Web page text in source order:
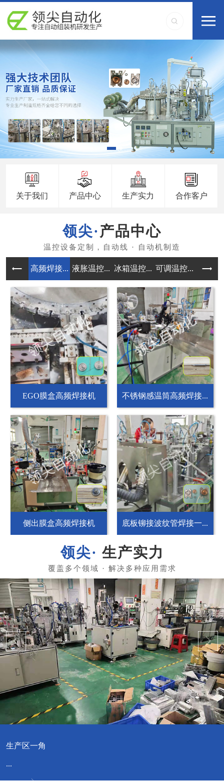
关于我们 产品中心 生产实力 合作客户
产品中心
高频焊接... 液胀温控... 冰箱温控... 可调温控... 自动
EGO膜盒高频焊接机 不锈钢感温筒高频焊接...
侧出膜盒高频焊接机 底板铆接波纹管焊接一...
生产实力
生产区一角
...